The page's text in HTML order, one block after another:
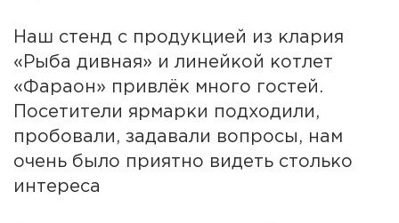
Наш стенд с продукцией из клария
«Рыба дивная» и линейкой котлет
«Фараон» привлёк много гостей.
Посетители ярмарки подходили,
пробовали, задавали вопросы, нам
очень было приятно видеть столько
интереса